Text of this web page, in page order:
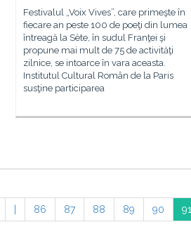
Festivalul „Voix Vives”, care primeşte în
fiecare an peste 100 de poeţi din lumea
întreagă la Sète, în sudul Franţei şi
propune mai mult de 75 de activităţi
zilnice, se intoarce în vara aceasta.
Institutul Cultural Român de la Paris
susţine participarea
86 87 88 89 90 91